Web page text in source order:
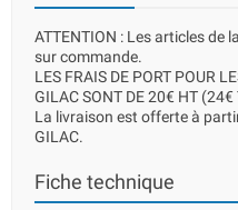
ATTENTION : Les articles de
sur commande.
LES FRAIS DE PORT POUR
GILAC SONT DE 20€ HT (24€
La livraison est offerte à
GILAC.
Fiche technique